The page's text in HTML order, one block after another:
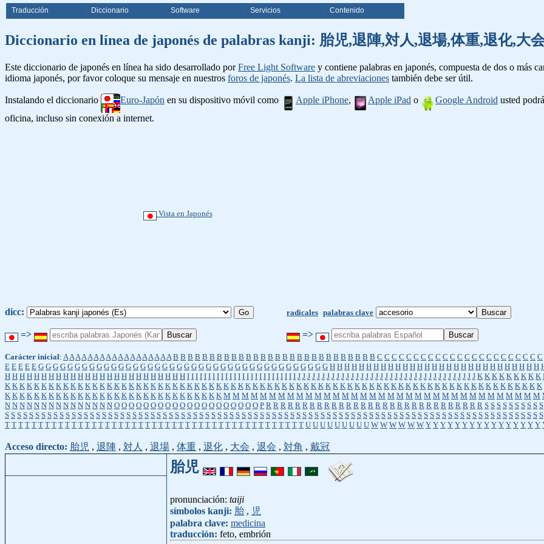
Traducción Diccionario Software Servicios Contenido
Diccionario en línea de japonés de palabras kanji: 胎児,退陣,対人,退場,体重,退化,大
Este diccionario de japonés en línea ha sido desarrollado porFree Light Software y contiene palabras en japonés, compuesta de dos o más
idioma japonés, por favor coloque su mensaje en nuestros foros de japonés. La lista de abreviaciones también debe ser útil.
Instalando el diccionario Euro-Japón en su dispositivo móvil como Apple iPhone, Apple iPad o Google Android usted
oficina, incluso sin conexión a internet.
Vista en Japonés
dicc: radicales palabras clave
=> =>
Carácter inicial: A A A A A A A A A A A A A A A A A A B B B B B B B B B B B B B B B B B B B B B B B B B B B B C C C C C C C C C C C C C C C C C C C C C C C
E E E E E G G G G G G G G G G G G G G G G G G G G G G G G G G G G G G G G G G G G G G G G H H H H H H H H H H H H H H H H H H H H H H H H H H H H H
H H H H H H H H H H H H H H H H H H H H H H H H H I I I I I I I I I I I I I I I I I I I I I I I I I I J J J J J J J J J J J J J J J J J J J J J J J J J J J J J J J J J J J J J K K K K K K K K K
K K K K K K K K K K K K K K K K K K K K K K K K K K K K K K K K K K K K K K K K K K K K K K K K K K K K K K K K K K K K K K K K K K K K K K K K K K
K K K K K K K K K K K K K K K K K K K K K K K K K K K K K K M M M M M M M M M M M M M M M M M M M M M M M M M M M M M M M M M M M
N N N N N N N N N N N N N N N O O O O O O O O O O O O O O O O O O O O P R R R R R R R R R R R R R R R R R R R R R R R R R R R R R R S S S S S S S S S S
S S S S S S S S S S S S S S S S S S S S S S S S S S S S S S S S S S S S S S S S S S S S S S S S S S S S S S S S S S S S S S S S S S S S S S S S S S S S S S S S S S S S S S S S S
T T T T T T T T T T T T T T T T T T T T T T T T T T T T T T T T T T T T T T T T T T T T T U U U U U U U U U W W W W W W Y Y Y Y Y Y Y Y Y Y Y Y Y Y Y Y
Acceso directo: 胎児 , 退陣 , 対人 , 退場 , 体重 , 退化 , 大会 , 退会 , 対角 , 戴冠
胎児
pronunciación: taiji
símbolos kanji: 胎 , 児
palabra clave: medicina
traducción: feto, embrión